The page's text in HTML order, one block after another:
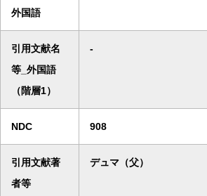
外国語
引用文献名
等_外国語
（階層1）
-
NDC 908
引用文献著
者等
デュマ（父）